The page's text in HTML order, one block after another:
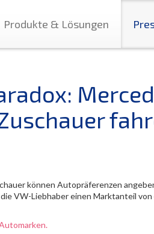
Produkte & Lösungen
können Autopräferenzen
VW-Liebhaber einen Marktanteil